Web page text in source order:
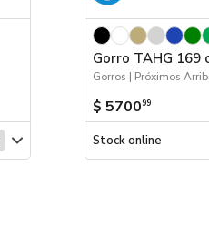
Gorro TAHG 169
$ 570099
Stock online